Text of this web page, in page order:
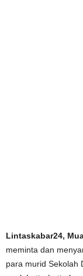
Lintaskabar24,
meminta dan
para murid Sekolah